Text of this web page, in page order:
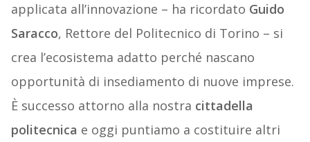
applicata all’innovazione – ha ricordato Guido
Saracco, Rettore del Politecnico di Torino – si
crea l’ecosistema adatto perché nascano
opportunità di insediamento di nuove imprese.
È successo attorno alla nostra cittadella
politecnica e oggi puntiamo a costituire altri